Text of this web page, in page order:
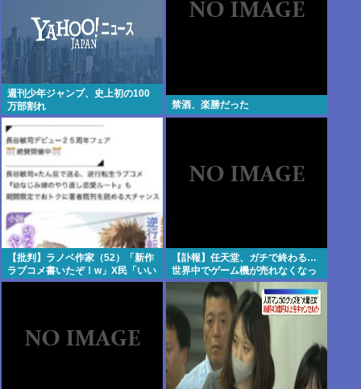
週刊少年ジャンプ、史上初の100
万部割れ
禁酒、楽勝だった
【批判】ラノベ作家（52）「新作
ラブコメ書いたぞ！w」X民「いい
歳こいてラブコメ（笑）恥ずかし
【訃報】任天堂、ガチで終わる…
世界中でゲーム機が売れなくなっ
てしまった模様